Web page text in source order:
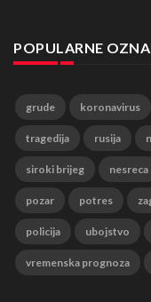
POPULARNE
grude koronavirus
tragedija rusija
siroki brijeg nesreca
pozar potres
policija ubojstvo
vremenska prognoza